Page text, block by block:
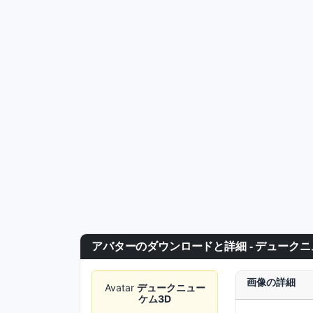
アバターのダウンロードと詳細 - デューク
Avatar デュークニュー
ケム3D
画像の詳細